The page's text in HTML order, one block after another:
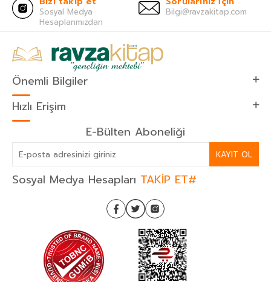
Sosyal Medya
Hesaplarımızdan
Bilgi@ravzakitap.com
Önemli Bilgiler
Hızlı Erişim
E-Bülten Aboneliği
KAYIT OL
Sosyal Medya Hesapları TAKİP ET#